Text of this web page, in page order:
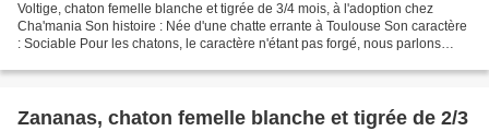
Voltige, chaton femelle blanche et tigrée de 3/4 mois, à l'adoption chez
Cha'mania Son histoire : Née d'une chatte errante à Toulouse Son caractère
: Sociable Pour les chatons, le caractère n'étant pas forgé, nous parlons
Zananas, chaton femelle blanche et tigrée de 2/3